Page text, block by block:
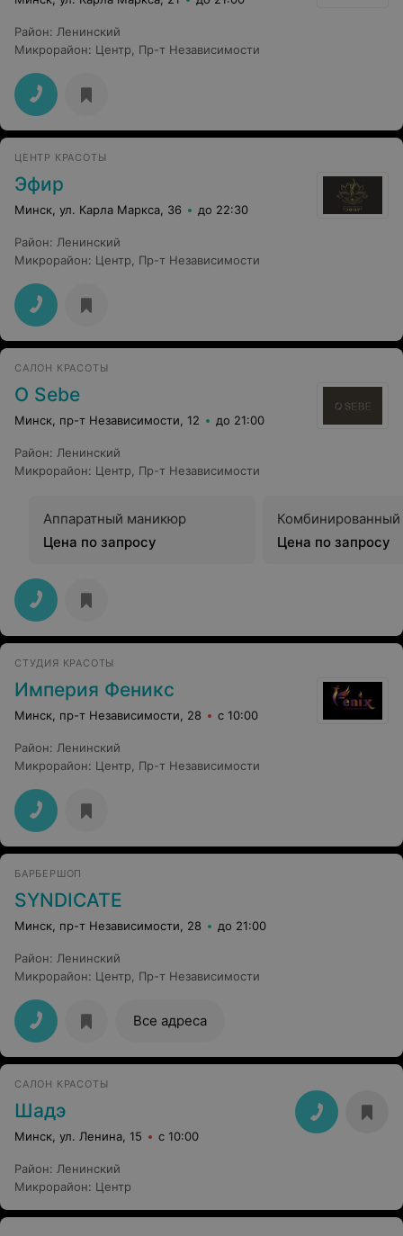
Район: Ленинский
Микрорайон: Центр Пр-т Независимости
ЦЕНТР КРАСОТЫ
Эфир
Минск, ул. Карла Маркса, 36 до 22:30
Район: Ленинский
Микрорайон: Центр Пр-т Независимости
САЛОН КРАСОТЫ
O Sebe
Минск, пр-т Независимости, 12 до 21:00
Район: Ленинский
Микрорайон: Центр Пр-т Независимости
Аппаратный маникюр
Цена по запросу
Цена по запросу
СТУДИЯ КРАСОТЫ
Империя Феникс
Минск, пр-т Независимости, 28 с 10:00
Район: Ленинский
Микрорайон: Центр Пр-т Независимости
БАРБЕРШОП
SYNDICATE
Минск, пр-т Независимости, 28 до 21:00
Район: Ленинский
Микрорайон: Центр Пр-т Независимости
Все адреса
САЛОН КРАСОТЫ
Шадэ
Минск, ул. Ленина, 15 с 10:00
Район: Ленинский
Микрорайон: Центр